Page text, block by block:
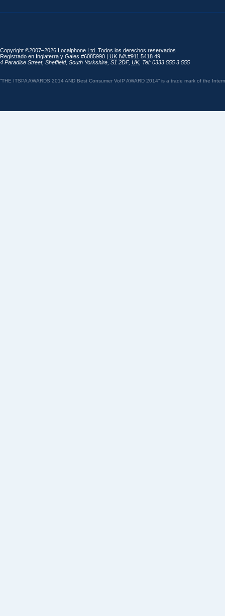
Copyright ©2007–2026 Localphone Ltd . Todos los derechos reservados
Registrado en Inglaterra y Gales #6085990 | UK IVA#911 5418 49
4 Paradise Street, Sheffield, South Yorkshire S1 2DF, UK, Tel: 0333 555 3 555
“THE ITSPA AWARDS 2014 AND Best Consumer VoIP AWARD 2014” is a trade mark of the